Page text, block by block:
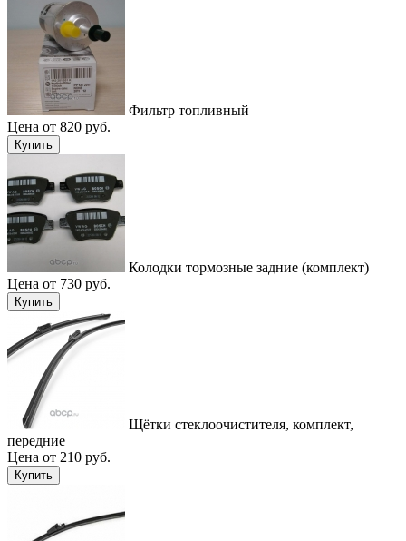
Фильтр топливный
Цена от 820 руб.
Купить
Колодки тормозные задние (комплект)
Цена от 730 руб.
Купить
Щётки стеклоочистителя, комплект,
передние
Цена от 210 руб.
Купить